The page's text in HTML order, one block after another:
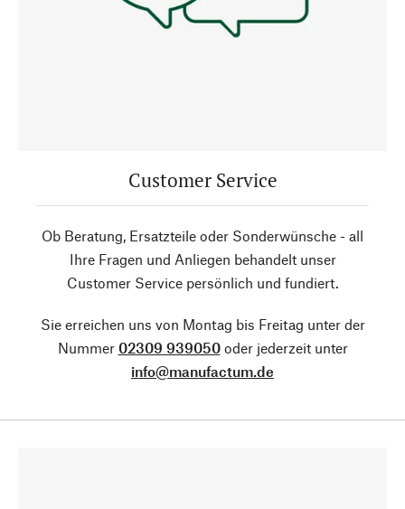
Customer Service
Ob Beratung, Ersatzteile oder Sonderwünsche - all
Ihre Fragen und Anliegen behandelt unser
Customer Service persönlich und fundiert.
Sie erreichen uns von Montag bis Freitag unter der
Nummer 02309 939050oder jederzeit unter
info@manufactum.de